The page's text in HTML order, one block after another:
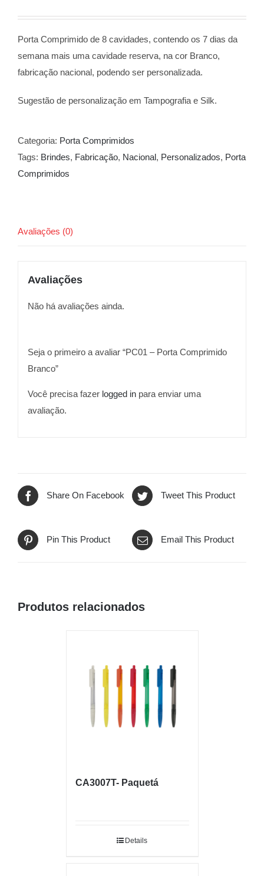
Porta Comprimido de 8 cavidades, contendo os 7 dias da
semana mais uma cavidade reserva, na cor Branco,
fabricação nacional, podendo ser personalizada.
Sugestão de personalização em Tampografia e Silk.
Categoria: Porta Comprimidos
Tags: Brindes, Fabricação, Nacional, Personalizados, Porta
Comprimidos
Avaliações (0)
Avaliações
Não há avaliações ainda.
Seja o primeiro a avaliar “PC01 – Porta Comprimido
Branco”
Você precisa fazer logged inpara enviar uma
avaliação.
Share On Facebook Tweet This Product
Pin This Product Email This Product
Produtos relacionados
CA3007T- Paquetá
Details